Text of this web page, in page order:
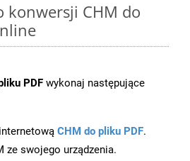
konwersji CHM do
PDF wykonaj następujące
CHM do pliku PDF.
ze swojego urządzenia.